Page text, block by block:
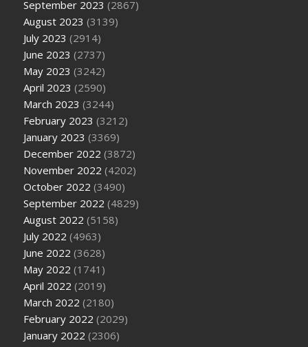
September 2023 (2867)
August 2023 (3139)
July 2023 (2914)
June 2023 (2737)
May 2023 (3242)
April 2023 (2590)
March 2023 (3244)
February 2023 (3212)
January 2023 (3369)
December 2022 (3872)
November 2022 (4202)
October 2022 (3490)
September 2022 (4829)
August 2022 (5158)
July 2022 (4963)
June 2022 (3628)
May 2022 (1741)
April 2022 (2019)
March 2022 (2180)
February 2022 (2029)
January 2022 (2306)